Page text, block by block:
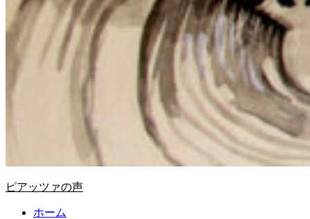
ピアッツァの声
ホーム